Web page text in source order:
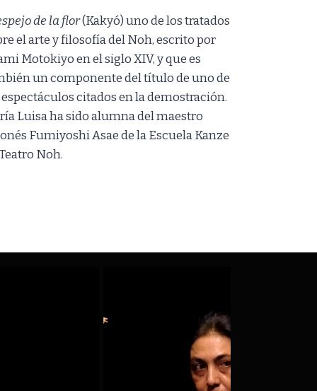
de la flor(Kakyó) uno de los tratados
el arte y filosofía del Noh, escrito por
Motokiyo en el siglo XIV, y que es
un componente del título de uno de
citados en la demostración.
Luisa ha sido alumna del maestro
Fumiyoshi Asae de la Escuela Kanze
Noh.